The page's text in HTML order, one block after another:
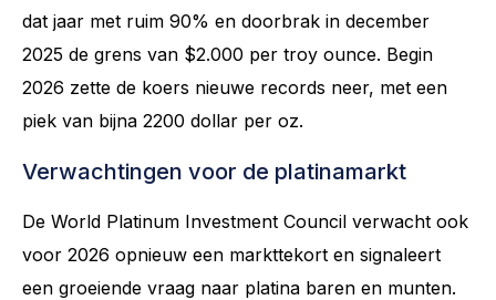
dat jaar met ruim 90% en doorbrak in december
2025 de grens van $2.000 per troy ounce. Begin
2026 zette de koers nieuwe records neer, met een
piek van bijna 2200 dollar per oz.
Verwachtingen voor de platinamarkt
De World Platinum Investment Council verwacht ook
voor 2026 opnieuw een markttekort en signaleert
een groeiende vraag naar platina baren en munten.